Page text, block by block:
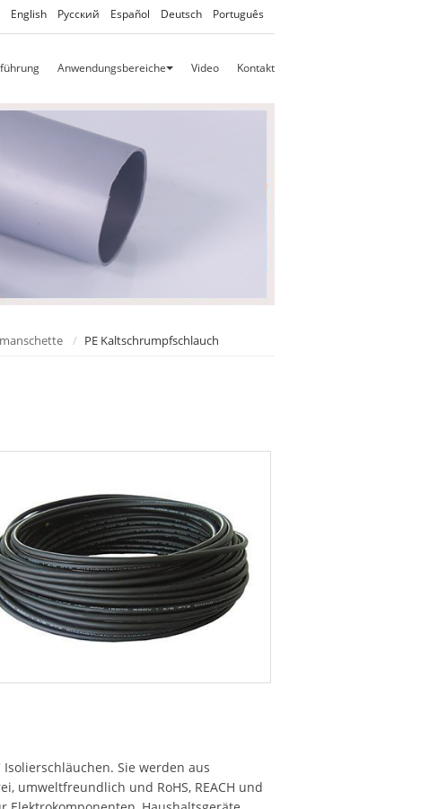
English Русский Español Deutsch Português
Anwendungsbereiche Video Kontakt
PE Kaltschrumpfschlauch
Sie werden aus
umweltfreundlich und RoHS, REACH und